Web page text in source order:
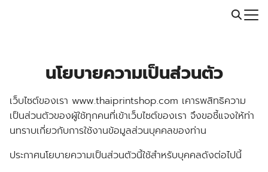
Call: 064-246-5614 | Line: @thaiprintshop
นโยบายความเป็นส่วนตัว
เว็บไซต์ของเรา www.thaiprintshop.com เคารพสิทธิความ
เป็นส่วนตัวของผู้ใช้ทุกคนที่เข้าเว็บไซต์ของเรา จึงขอชี้แจงให้ท่า
นทราบเกี่ยวกับการใช้งานข้อมูลส่วนบุคคลของท่าน
ประกาศนโยบายความเป็นส่วนตัวนี้ใช้สำหรับบุคคลดังต่อไปนี้